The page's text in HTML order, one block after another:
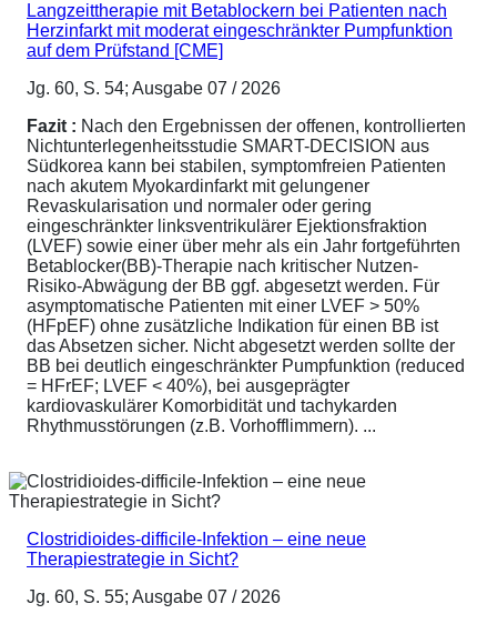
Langzeittherapie mit Betablockern bei Patienten nach
Herzinfarkt mit moderat eingeschränkter Pumpfunktion
auf dem Prüfstand [CME]
Jg. 60, S. 54; Ausgabe 07 / 2026
Fazit : Nach den Ergebnissen der offenen, kontrollierten
Nichtunterlegenheitsstudie SMART-DECISION aus
Südkorea kann bei stabilen, symptomfreien Patienten
nach akutem Myokardinfarkt mit gelungener
Revaskularisation und normaler oder gering
eingeschränkter linksventrikulärer Ejektionsfraktion
(LVEF) sowie einer über mehr als ein Jahr fortgeführten
Betablocker(BB)-Therapie nach kritischer Nutzen-
Risiko-Abwägung der BB ggf. abgesetzt werden. Für
asymptomatische Patienten mit einer LVEF > 50%
(HFpEF) ohne zusätzliche Indikation für einen BB ist
das Absetzen sicher. Nicht abgesetzt werden sollte der
BB bei deutlich eingeschränkter Pumpfunktion (reduced
= HFrEF; LVEF < 40%), bei ausgeprägter
kardiovaskulärer Komorbidität und tachykarden
Rhythmusstörungen (z.B. Vorhofflimmern). ...
Clostridioides-difficile-Infektion – eine neue
Therapiestrategie in Sicht?
Jg. 60, S. 55; Ausgabe 07 / 2026